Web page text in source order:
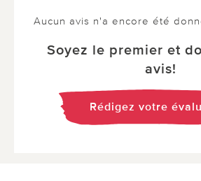
Aucun avis n'a encore été
Soyez le premier et
avis!
Rédigez votre